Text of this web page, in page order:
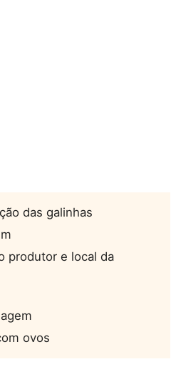
das galinhas
produtor e local da
ovos